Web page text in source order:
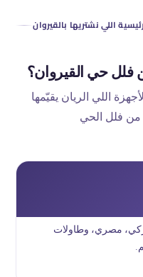
اللي نشتريها بالقيروان
فلل حي القيروان؟
اللي الريان يقيّمها
فلل الحي
مصري، وطاولات